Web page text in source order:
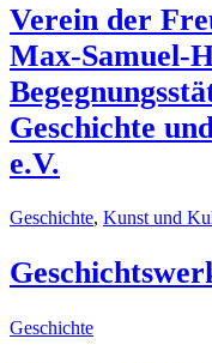
Verein der
Max-Samuel-
Geschichte
e.V.
Geschichte, Kunst und
Geschichte